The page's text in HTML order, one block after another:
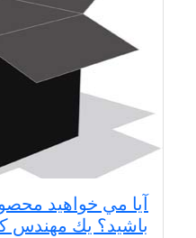
آيا مي خواهيد
باشيد؟ يك مهندس